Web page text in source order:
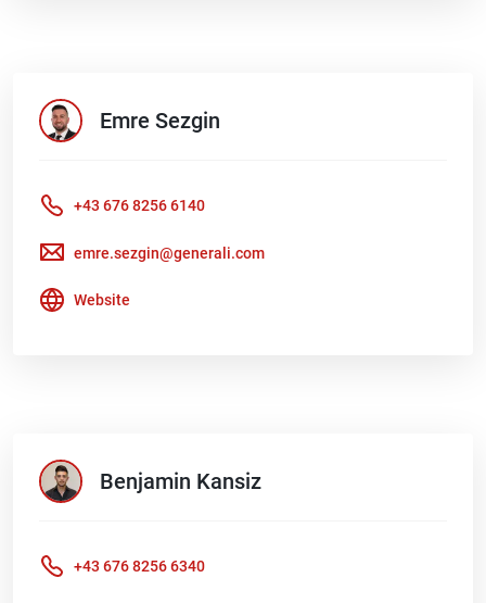
Emre Sezgin
+43 676 8256 6140
emre.sezgin@generali.com
Website
Benjamin Kansiz
+43 676 8256 6340